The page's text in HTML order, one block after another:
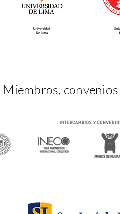
¡Se concluyeron con
Tripartitas del I
Miembros,